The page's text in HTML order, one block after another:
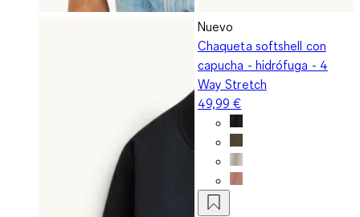
Nuevo
Chaqueta softshell con
capucha - hidrófuga - 4
Way Stretch
49,99 €